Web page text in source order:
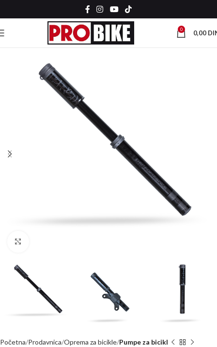
0 0,00
Početna Prodavnica Oprema za bicikle Pumpe za bicikl